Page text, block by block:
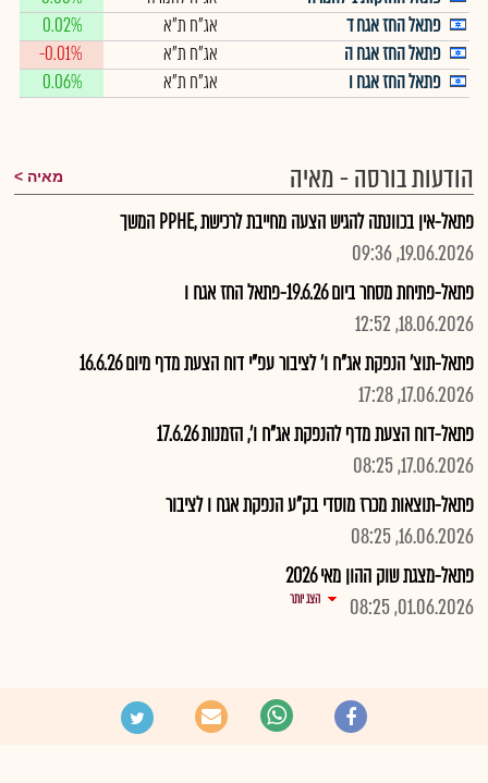
פתאל החז אגח ד
אג"ח ת"א
0.02%
פתאל החז אגח ה
אג"ח ת"א
-0.01%
פתאל החז אגח ו
אג"ח ת"א 0.06%
הודעות בורסה - מאיה מאיה
פתאל-אין בכוונתה להגיש הצעה מחייבת לרכישת ,PPHE המשך
19.06.2026, 09:36
פתאל-פתיחת מסחר ביום 19.6.26-פתאל החז אגח ו
18.06.2026, 12:52
פתאל-תוצ' הנפקת אג"ח ו' לציבור עפ"י דוח הצעת מדף מיום 16.6.26
17.06.2026, 17:28
פתאל-דוח הצעת מדף להנפקת אג"ח ו', הזמנות 17.6.26
17.06.2026, 08:25
פתאל-תוצאות מכרז מוסדי בק"ע הנפקת אגח ו לציבור
16.06.2026, 08:25
פתאל-מצגת שוק ההון מאי 2026
01.06.2026, 08:25
הצג יותר